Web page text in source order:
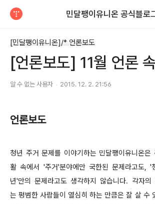
민달팽이유니온 공식블로
[민달팽이유니온]/* 언론보도
[언론보도] 11월 언론
알 수 없는 사용자 2015. 12. 2. 21:56
언론보도
청년 주거 문제를 이야기하는 민달팽이유니온은
활 속에서 '주거'분야에만 국한된 문제라고도, '
년'만의 문제라고도 생각하지 않습니다. 각자
는 평범한 사람들이 열심히 하는 만큼은 잘 살 수